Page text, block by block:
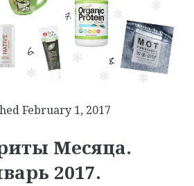
February 1, 2017
Месяца.
2017.